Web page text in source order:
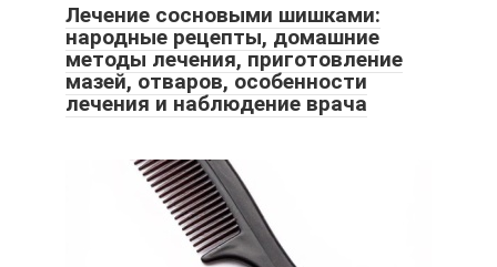
Лечение сосновыми шишками:
народные рецепты, домашние
методы лечения, приготовление
мазей, отваров, особенности
лечения и наблюдение врача